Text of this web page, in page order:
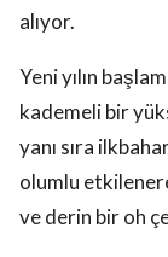
alıyor.
Yeni yılın
kademeli bir
yanı sıra
olumlu
ve derin bir oh